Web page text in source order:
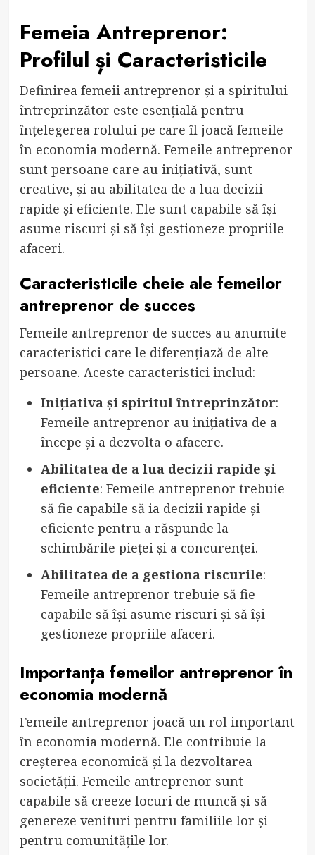
Femeia Antreprenor:
Profilul și Caracteristicile
Definirea femeii antreprenor și a spiritului
întreprinzător este esențială pentru
înțelegerea rolului pe care îl joacă femeile
în economia modernă. Femeile antreprenor
sunt persoane care au inițiativă, sunt
creative, și au abilitatea de a lua decizii
rapide și eficiente. Ele sunt capabile să își
asume riscuri și să își gestioneze propriile
afaceri.
Caracteristicile cheie ale femeilor
antreprenor de succes
Femeile antreprenor de succes au anumite
caracteristici care le diferențiază de alte
persoane. Aceste caracteristici includ:
Inițiativa și spiritul întreprinzător:
Femeile antreprenor au inițiativa de a
începe și a dezvolta o afacere.
Abilitatea de a lua decizii rapide și
eficiente: Femeile antreprenor trebuie
să fie capabile să ia decizii rapide și
eficiente pentru a răspunde la
schimbările pieței și a concurenței.
Abilitatea de a gestiona riscurile:
Femeile antreprenor trebuie să fie
capabile să își asume riscuri și să își
gestioneze propriile afaceri.
Importanța femeilor antreprenor în
economia modernă
Femeile antreprenor joacă un rol important
în economia modernă. Ele contribuie la
creșterea economică și la dezvoltarea
societății. Femeile antreprenor sunt
capabile să creeze locuri de muncă și să
genereze venituri pentru familiile lor și
pentru comunitățile lor.